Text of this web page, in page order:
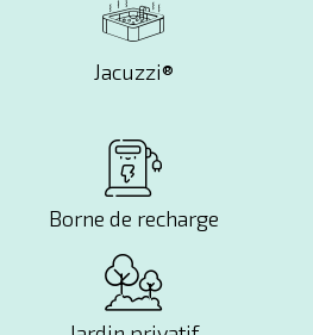
Jacuzzi®
Borne de recharge